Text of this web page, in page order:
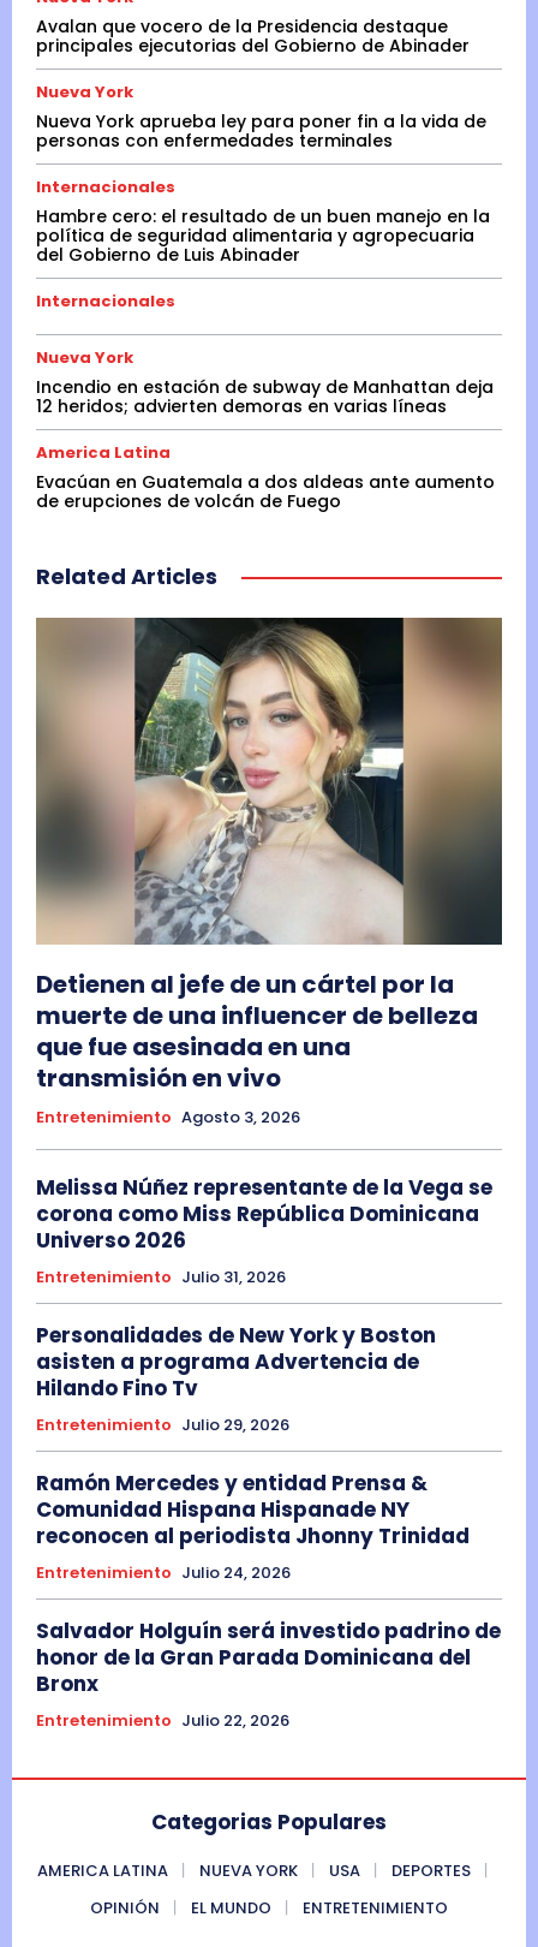
Avalan que vocero de la Presidencia destaque
principales ejecutorias del Gobierno de Abinader
Nueva York
Nueva York aprueba ley para poner fin a la vida de
personas con enfermedades terminales
Internacionales
Hambre cero: el resultado de un buen manejo en la
política de seguridad alimentaria y agropecuaria
del Gobierno de Luis Abinader
Internacionales
Nueva York
Incendio en estación de subway de Manhattan deja
12 heridos; advierten demoras en varias líneas
America Latina
Evacúan en Guatemala a dos aldeas ante aumento
de erupciones de volcán de Fuego
Related Articles
Detienen al jefe de un cártel por la
muerte de una influencer de belleza
que fue asesinada en una
transmisión en vivo
Entretenimiento Agosto 3, 2026
Melissa Núñez representante de la Vega se
corona como Miss República Dominicana
Universo 2026
Entretenimiento Julio 31, 2026
Personalidades de New York y Boston
asisten a programa Advertencia de
Hilando Fino Tv
Entretenimiento Julio 29, 2026
Ramón Mercedes y entidad Prensa &
Comunidad Hispana Hispanade NY
reconocen al periodista Jhonny Trinidad
Entretenimiento Julio 24, 2026
Salvador Holguín será investido padrino de
honor de la Gran Parada Dominicana del
Bronx
Entretenimiento Julio 22, 2026
Categorias Populares
AMERICA LATINA NUEVA YORK USA
DEPORTES
OPINIÓN
EL MUNDO ENTRETENIMIENTO